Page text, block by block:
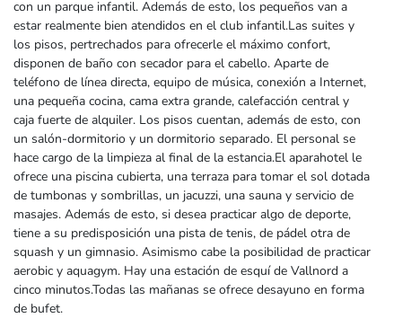
con un parque infantil. Además de esto, los pequeños van a
estar realmente bien atendidos en el club infantil.Las suites y
los pisos, pertrechados para ofrecerle el máximo confort,
disponen de baño con secador para el cabello. Aparte de
teléfono de línea directa, equipo de música, conexión a Internet,
una pequeña cocina, cama extra grande, calefacción central y
caja fuerte de alquiler. Los pisos cuentan, además de esto, con
un salón-dormitorio y un dormitorio separado. El personal se
hace cargo de la limpieza al final de la estancia.El aparahotel le
ofrece una piscina cubierta, una terraza para tomar el sol dotada
de tumbonas y sombrillas, un jacuzzi, una sauna y servicio de
masajes. Además de esto, si desea practicar algo de deporte,
tiene a su predisposición una pista de tenis, de pádel otra de
squash y un gimnasio. Asimismo cabe la posibilidad de practicar
aerobic y aquagym. Hay una estación de esquí de Vallnord a
cinco minutos.Todas las mañanas se ofrece desayuno en forma
de bufet.